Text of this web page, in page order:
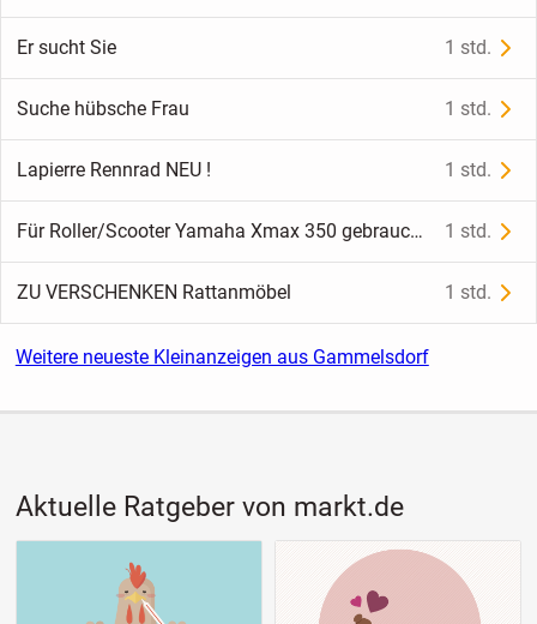
Er sucht Sie 1 std.
Suche hübsche Frau 1 std.
Lapierre Rennrad NEU ! 1 std.
Für Roller/Scooter Yamaha Xmax 350 gebraucht Stoff Bedecken Beine… 1 std.
ZU VERSCHENKEN Rattanmöbel 1 std.
Weitere neueste Kleinanzeigen aus Gammelsdorf
Aktuelle Ratgeber von markt.de